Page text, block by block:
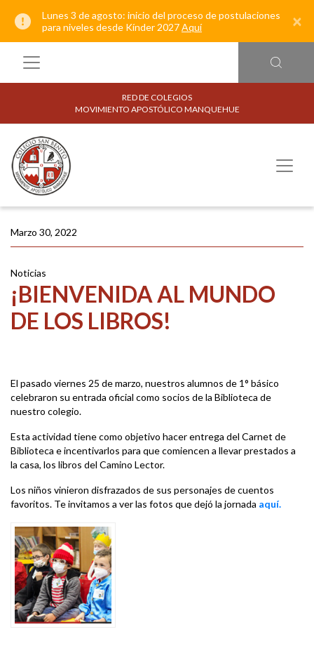
Lunes 3 de agosto: inicio del proceso de postulaciones
para niveles desde Kínder 2027Aquí ×
RED DE COLEGIOS
MOVIMIENTO APOSTÓLICO MANQUEHUE
Marzo 30, 2022
Noticias
¡BIENVENIDA AL MUNDO
DE LOS LIBROS!
El pasado viernes 25 de marzo, nuestros alumnos de 1° básico
celebraron su entrada oficial como socios de la Biblioteca de
nuestro colegio.
Esta actividad tiene como objetivo hacer entrega del Carnet de
Biblioteca e incentivarlos para que comiencen a llevar prestados a
la casa, los libros del Camino Lector.
Los niños vinieron disfrazados de sus personajes de cuentos
favoritos. Te invitamos a ver las fotos que dejó la jornada aquí.